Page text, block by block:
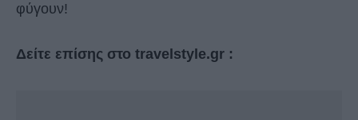
φύγουν!
Δείτε επίσης στο travelstyle.gr :